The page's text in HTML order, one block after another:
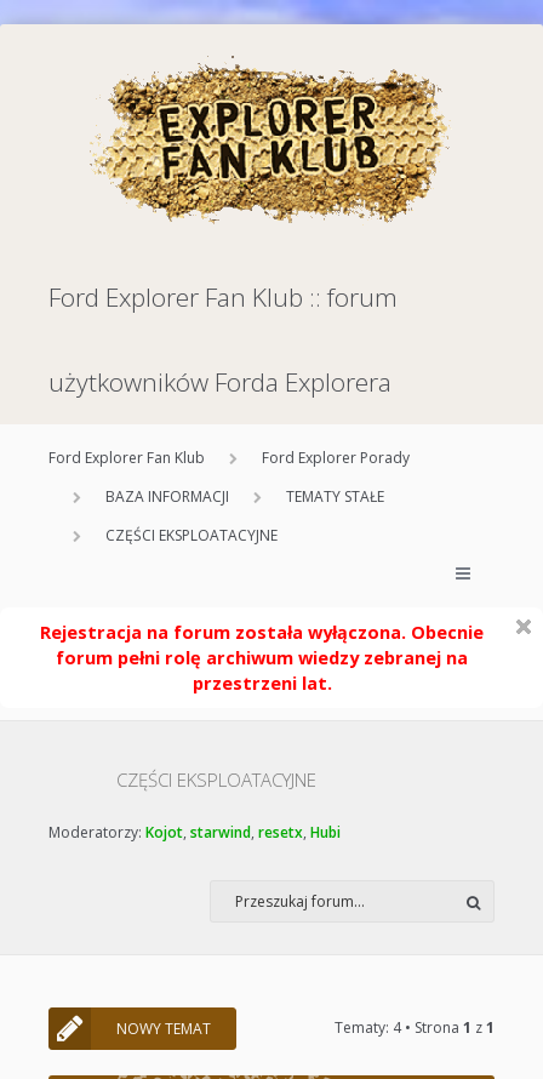
Ford Explorer Fan Klub :: forum
użytkowników Forda Explorera
Ford Explorer Fan Klub
Ford Explorer Porady
BAZA INFORMACJI
TEMATY STAŁE
CZĘŚCI EKSPLOATACYJNE
Rejestracja na forum została wyłączona. Obecnie
forum pełni rolę archiwum wiedzy zebranej na
przestrzeni lat.
CZĘŚCI EKSPLOATACYJNE
Moderatorzy: Kojot, starwind, resetx, Hubi
NOWY TEMAT Tematy: 4 • Strona 1 z1